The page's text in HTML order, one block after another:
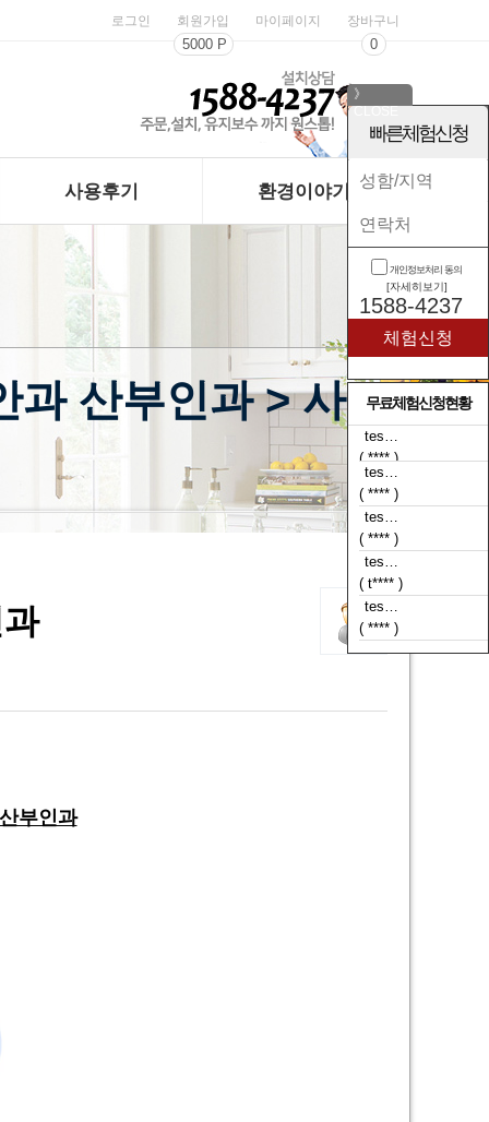
로그인 회원가입
5000 P
마이페이지 장바구니
0
사용후기 환경이야기
과 산부인과 > 사
부인과
》
빠른체험신청
개인정보처리 동의
[자세히보기]
1588-4237
무료체험신청현황
tes…
( **** )
tes…
( **** )
tes…
( t**** )
tes…
( **** )
tes…
( **** )